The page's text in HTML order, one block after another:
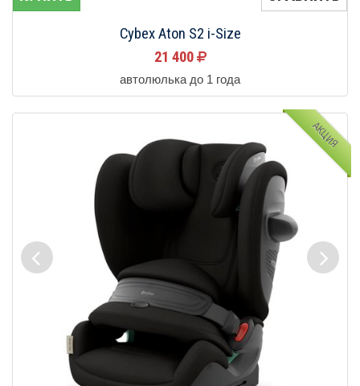
Cybex Aton S2 i-Size
21 400
автолюлька до 1 года
АКЦИЯ